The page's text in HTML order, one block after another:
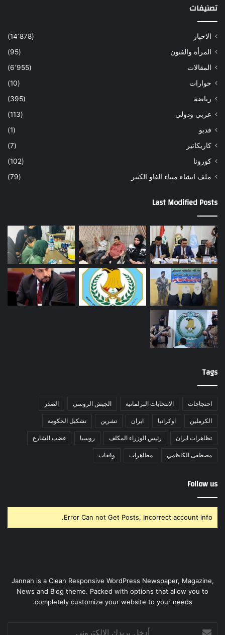
تصنيفات
الاخبار
(14٬878)
المرأة والفنون
(95)
المقالات
(6٬955)
حوارات
(10)
رياضة
(395)
عربي ودولي
(113)
فديو
(1)
كاريكاتير
(7)
كورونا
(102)
ملف انشاء ميناء الفاو الكبير
(79)
Last Modified Posts
Tags
احتجاجات الانتخابات البرلمانية الجيش الروسي الصدر
الكرملين اوكرانيا ايران تشرين تشكيل الحكومة
تظاهرات ايران رئيس الوزراء المكلف روسيا غضب الشارع
مصطفى الكاظمي مظاهرات وقفات
Follow us
Error Can not Get Posts, Incorrect account info.
Jannah is a Clean Responsive WordPress Newspaper, Magazine,
News and Blog theme. Packed with options that allow you to
completely customize your website to your needs.